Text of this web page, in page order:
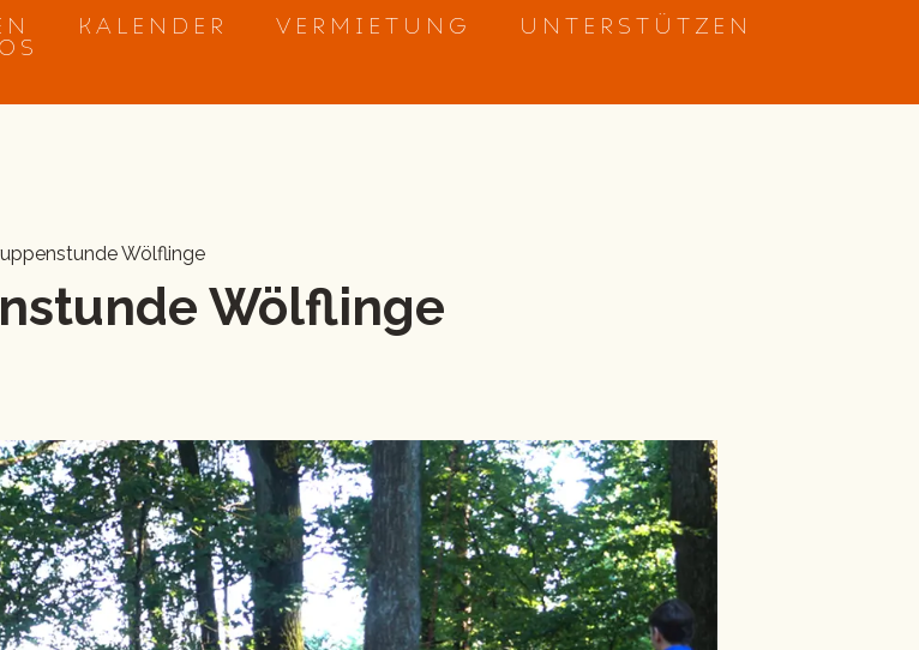
KALENDER VERMIETUNG
UNTERSTÜTZEN
Wölflinge
Wölflinge